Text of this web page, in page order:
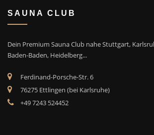
SAUNA CLUB
Dein Premium Sauna Club nahe Stuttgart,
Baden-Baden, Heidelberg...
Ferdinand-Porsche-Str. 6
76275 Ettlingen (bei Karlsruhe)
+49 7243 524452